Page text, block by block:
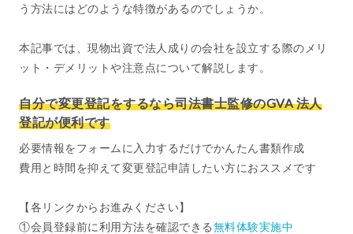
う方法にはどのような特徴があるのでしょうか。
本記事では、現物出資で法人成りの会社を設立する際のメリ
ット・デメリットや注意点について解説します。
自分で変更登記をするなら司法書士監修のGVA 法人
登記が便利です
必要情報をフォームに入力するだけでかんたん書類作成
費用と時間を抑えて変更登記申請したい方におススメです
【各リンクからお進みください】
①会員登録前に利用方法を確認できる無料体験実施中